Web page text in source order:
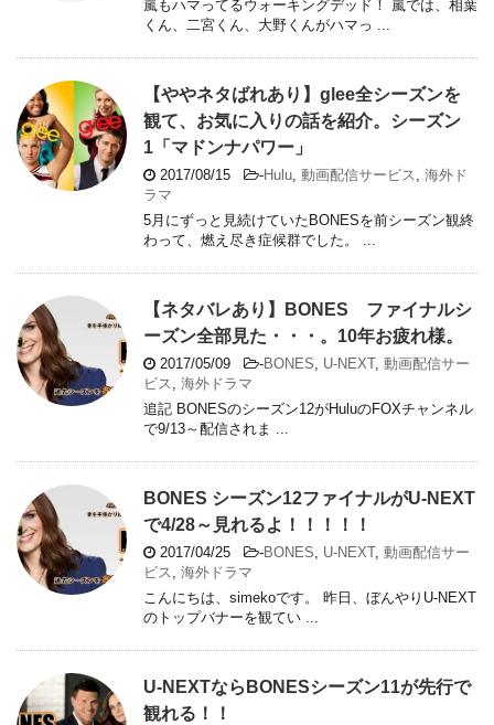
嵐もハマってるウォーキングデッド！ 嵐では、相葉
くん、二宮くん、大野くんがハマっ ...
【ややネタばれあり】glee全シーズンを
観て、お気に入りの話を紹介。シーズン
1「マドンナパワー」
2017/08/15 -Hulu, 動画配信サービス , 海外ド
ラマ
5月にずっと見続けていたBONESを前シーズン観終
わって、燃え尽き症候群でした。 ...
【ネタバレあり】BONES ファイナルシ
ーズン全部見た・・・。10年お疲れ様。
2017/05/09 -BONES, U-NEXT, 動画配信サー
ビス , 海外ドラマ
追記 BONESのシーズン12がHuluのFOXチャンネル
で9/13～配信されま ...
BONES シーズン12ファイナルがU-NEXT
で4/28～見れるよ！！！！！
2017/04/25 -BONES, U-NEXT, 動画配信サー
ビス , 海外ドラマ
こんにちは、simekoです。 昨日、ぼんやりU-NEXT
のトップバナーを観てい ...
U-NEXTならBONESシーズン11が先行で
観れる！！